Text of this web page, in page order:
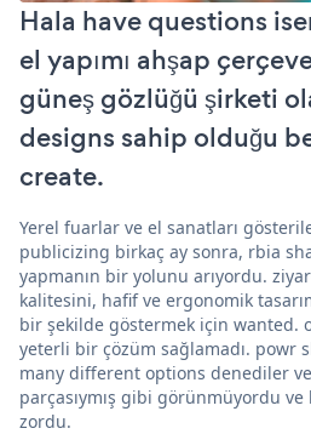
Hala have questions
el yapımı ahşap
güneş gözlüğü şirketi
designs sahip olduğu
create.
Yerel fuarlar ve el sanatları
publicizing birkaç ay sonra, rbia
yapmanın bir yolunu arıyordu.
kalitesini, hafif ve ergonomik
bir şekilde göstermek için wanted.
yeterli bir çözüm sağlamadı. powr
many different options denediler
parçasıymış gibi görünmüyordu ve
zordu.